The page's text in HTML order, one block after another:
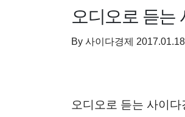
오디오로 듣는
By 사이다경제 2017.01.18
오디오로 듣는 사이다